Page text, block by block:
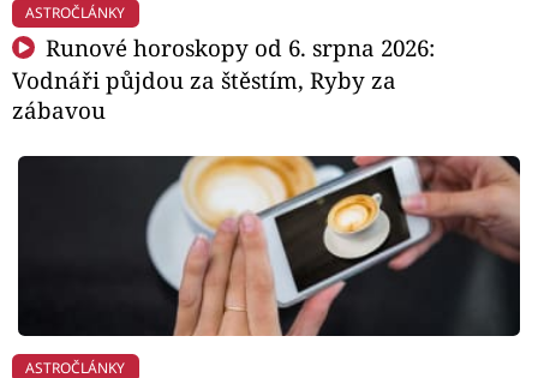
ASTROČLÁNKY
Runové horoskopy od 6. srpna 2026:
Vodnáři půjdou za štěstím, Ryby za
zábavou
ASTROČLÁNKY